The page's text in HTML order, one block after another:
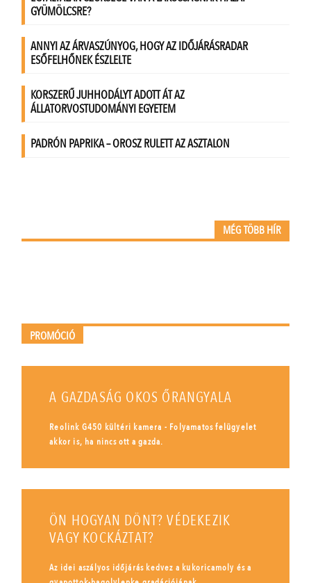
MÉG TÖBB HÍR
PROMÓCIÓ
A GAZDASÁG OKOS ŐRANGYALA
Reolink G450 kültéri kamera - Folyamatos felügyelet
akkor is, ha nincs ott a gazda.
ÖN HOGYAN DÖNT? VÉDEKEZIK
VAGY KOCKÁZTAT?
Az idei aszályos időjárás kedvez a kukoricamoly és a